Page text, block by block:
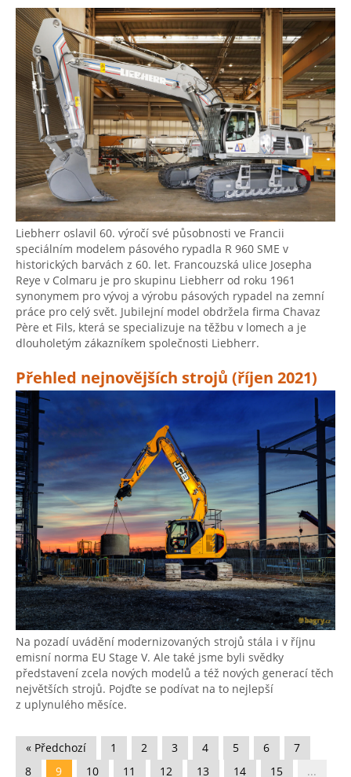
Liebherr oslavil 60. výročí své působnosti ve Francii
speciálním modelem pásového rypadla R 960 SME v
historických barvách z 60. let. Francouzská ulice Josepha
Reye v Colmaru je pro skupinu Liebherr od roku 1961
synonymem pro vývoj a výrobu pásových rypadel na zemní
práce pro celý svět. Jubilejní model obdržela firma Chavaz
Père et Fils, která se specializuje na těžbu v lomech a je
dlouholetým zákazníkem společnosti Liebherr.
Přehled nejnovějších strojů (říjen 2021)
Na pozadí uvádění modernizovaných strojů stála i v říjnu
emisní norma EU Stage V. Ale také jsme byli svědky
představení zcela nových modelů a též nových generací těch
největších strojů. Pojďte se podívat na to nejlepší
z uplynulého měsíce.
« Předchozí 1 2 3 4 5 6
7
8
9 10 11 12 13 14 15 ...